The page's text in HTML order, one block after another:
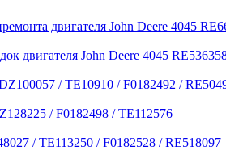
двигателя John Deere 4045
двигателя John Deere 4045
/ TE10910 / F0182492 /
/ F0182498 / TE112576
/ TE113250 / F0182528 / RE518097